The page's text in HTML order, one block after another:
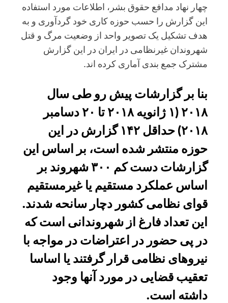
چهار نهاد مدافع حقوق بشر، اطلاعات مورد استفاده
این گزارش را حسب حوزه کاری خود گردآوری و به
هدف تشکیل یک تصویر واحد از وضعیت مرگ و قتل
شهروندان غیرنظامی در ایران در این گزارش
مشترک جمع بندی آماری کرده اند.
بنا بر گزارشات پیش رو طی سال
۲۰۱۸ (۱ ژانویه ۲۰۱۸ تا ۲۰ دسامبر
۲۰۱۸) حداقل ۱۴۲ گزارش در این
حوزه منتشر شده است، بر اساس این
گزارشات دست کم ۳۰۰ شهروند بر
اساس عملکرد مستقیم یا غیرمستقیم
قوای نظامی کشور دچار سانحه شدند.
این تعداد فارغ از شهروندانی است که
در پی حضور در اعتراضات در مواجه با
نیروهای نظامی قرار گرفتند یا اساسا
تعقیب قضایی در مورد آنها وجود
داشته است.